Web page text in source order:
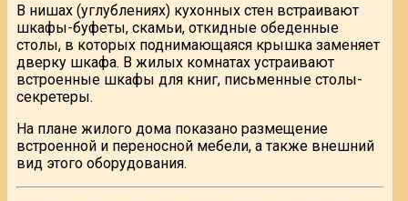
В нишах (углублениях) кухонных стен встраивают
шкафы-буфеты, скамьи, откидные обеденные
столы, в которых поднимающаяся крышка заменяет
дверку шкафа. В жилых комнатах устраивают
встроенные шкафы для книг, письменные столы-
секретеры.
На плане жилого дома показано размещение
встроенной и переносной мебели, а также внешний
вид этого оборудования.